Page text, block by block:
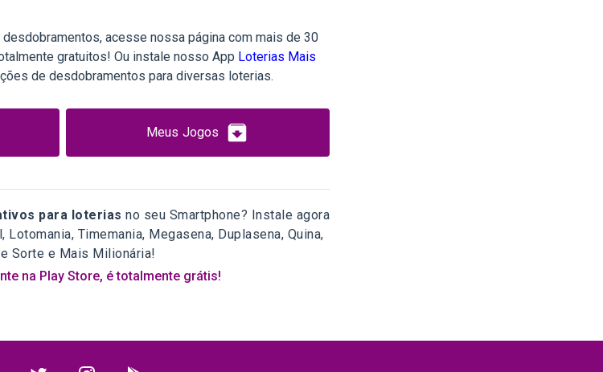
acesse nossa página com mais de 30
gratuitos! Ou instale nosso App Loterias Mais
de desdobramentos para diversas loterias.
Meus Jogos
para loterias no seu Smartphone? Instale agora
Timemania, Megasena, Duplasena, Quina,
Sorte e Mais Milionária!
na Play Store, é totalmente grátis!